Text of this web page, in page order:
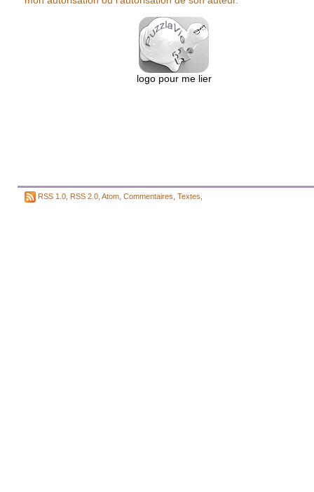
logo pour me lier
RSS 1.0 RSS 2.0 Atom Commentaires Textes